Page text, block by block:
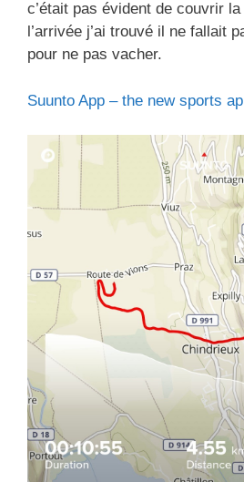
c’était pas évident de couvrir la
l’arrivée j’ai trouvé il ne fallait
pour ne pas vacher.
Suunto App – the new sports